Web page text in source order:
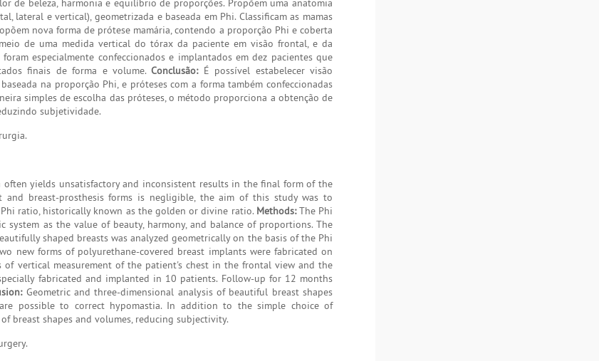
de beleza, harmonia e equilíbrio de proporções. Propõem uma anatomia
lateral e vertical), geometrizada e baseada em Phi. Classificam as mamas
nova forma de prótese mamária, contendo a proporção Phi e coberta
de uma medida vertical do tórax da paciente em visão frontal, e da
especialmente confeccionados e implantados em dez pacientes que
finais de forma e volume.Conclusão:É possível estabelecer visão
na proporção Phi, e próteses com a forma também confeccionadas
simples de escolha das próteses, o método proporciona a obtenção de
subjetividade.
yields unsatisfactory and inconsistent results in the final form of the
breast-prosthesis forms is negligible, the aim of this study was to
ratio, historically known as the golden or divine ratio. Methods:The Phi
as the value of beauty, harmony, and balance of proportions. The
shaped breasts was analyzed geometrically on the basis of the Phi
new forms of polyurethane-covered breast implants were fabricated on
of vertical measurement of the patient's chest in the frontal view and the
fabricated and implanted in 10 patients. Follow-up for 12 months
Geometric and three-dimensional analysis of beautiful breast shapes
possible to correct hypomastia. In addition to the simple choice of
breast shapes and volumes, reducing subjectivity.